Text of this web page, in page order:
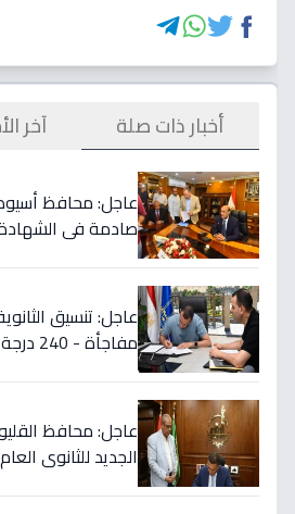
أخبار ذات صلة آخر
عاجل: محافظ
صادمة في
عاجل: تنسيق
عاجل: محافظ